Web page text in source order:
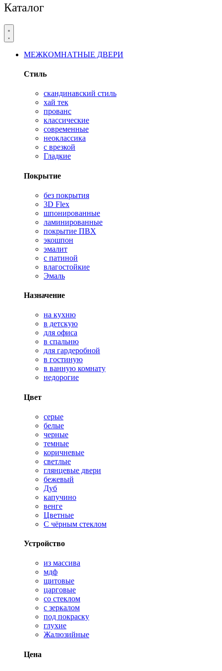
Каталог
МЕЖКОМНАТНЫЕ ДВЕРИ
Стиль
скандинавский стиль
хай тек
прованс
классические
современные
неоклассика
с врезкой
Гладкие
Покрытие
без покрытия
3D Flex
шпонированные
ламинированные
покрытие ПВХ
экошпон
эмалит
с патиной
влагостойкие
Эмаль
Назначение
на кухню
в детскую
для офиса
в спальню
для гардеробной
в гостиную
в ванную комнату
недорогие
Цвет
серые
белые
черные
темные
коричневые
светлые
глянцевые двери
бежевый
Дуб
капучино
венге
Цветные
С чёрным стеклом
Устройство
из массива
мдф
щитовые
царговые
со стеклом
с зеркалом
под покраску
глухие
Жалюзийные
Цена